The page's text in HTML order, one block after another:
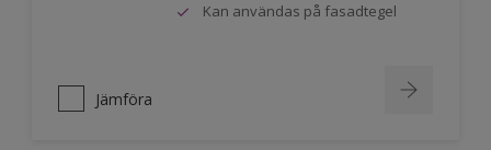
Kan användas på fasadtegel
Jämföra